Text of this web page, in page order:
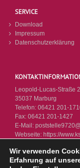
SERVICE
Download
Impressum
Datenschutzerklärung
Leopold-Lucas-Straße
35037 Marburg
Telefon: 06421 201-
Fax: 06421 201-1427
E-Mail:
Webseite: https://
Wir verwenden
Erfahrung auf